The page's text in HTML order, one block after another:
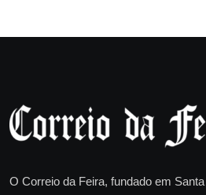
O Correio da Feira, fundado em